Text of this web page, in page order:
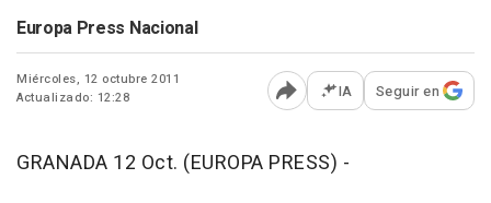
Europa Press Nacional
Miércoles, 12 octubre 2011
Actualizado: 12:28
Abrir opciones para
IA Seguir en
GRANADA 12 Oct. (EUROPA PRESS) -